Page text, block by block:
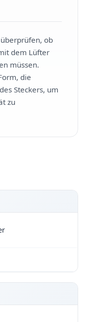
ob
dem Lüfter
müssen.
die
Steckers, um
zu